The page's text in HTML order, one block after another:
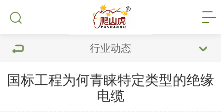
行业动态
国标工程为何青睐特定类型的绝缘
电缆